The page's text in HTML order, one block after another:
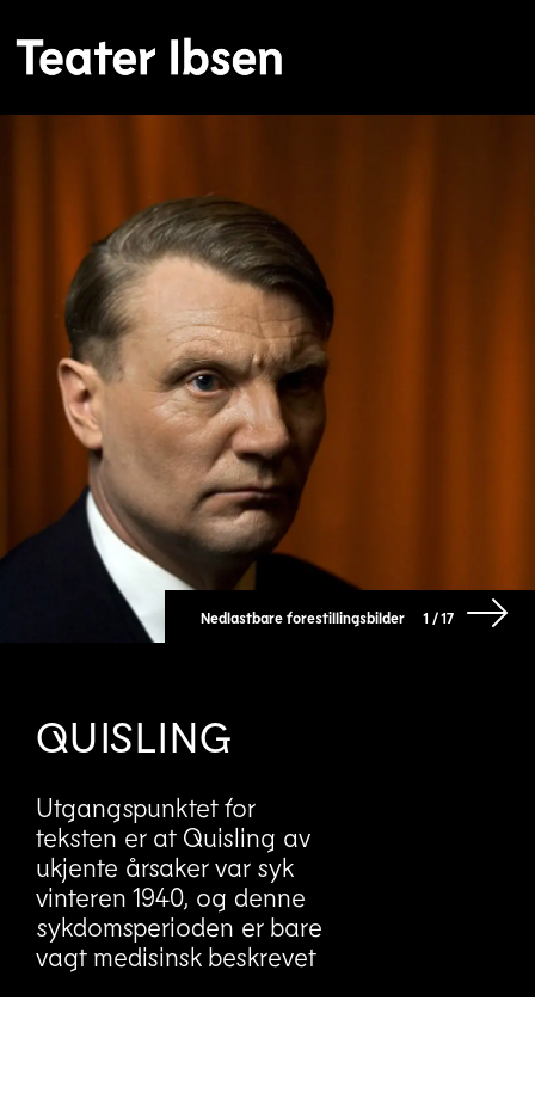
Nedlastbare forestillingsbilder 1 / 17
QUISLING
Utgangspunktet for
teksten er at Quisling av
ukjente årsaker var syk
vinteren 1940, og denne
sykdomsperioden er bare
vagt medisinsk beskrevet